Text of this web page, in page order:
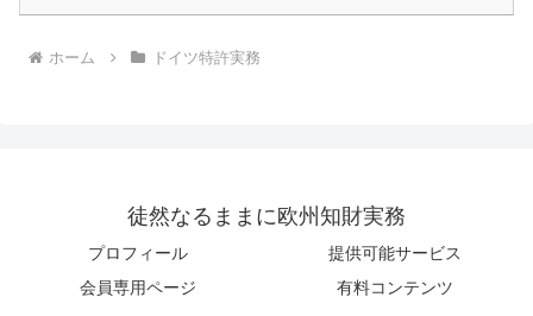
ホーム ドイツ特許実務
徒然なるままに欧州知財実務
プロフィール
提供可能サービス
会員専用ページ
有料コンテンツ